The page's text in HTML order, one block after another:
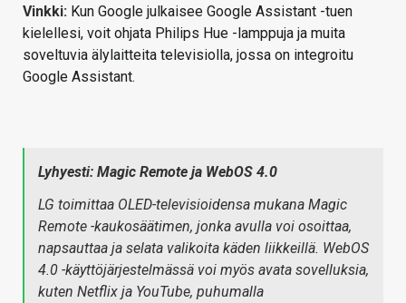
Vinkki: Kun Google julkaisee Google Assistant -tuen
kielellesi, voit ohjata Philips Hue -lamppuja ja muita
soveltuvia älylaitteita televisiolla, jossa on integroitu
Google Assistant.
Lyhyesti: Magic Remote ja WebOS 4.0
LG toimittaa OLED-televisioidensa mukana Magic
Remote -kaukosäätimen, jonka avulla voi osoittaa,
napsauttaa ja selata valikoita käden liikkeillä. WebOS
4.0 -käyttöjärjestelmässä voi myös avata sovelluksia,
kuten Netflix ja YouTube, puhumalla